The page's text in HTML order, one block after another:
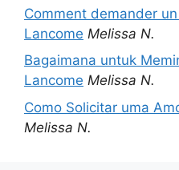
Comment demander
Lancome Melissa N.
Bagaimana untuk
Lancome Melissa N.
Como Solicitar uma
Melissa N.